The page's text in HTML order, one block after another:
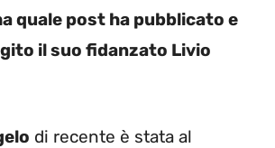
quale post ha pubblicato e
il suo fidanzato Livio
di recente è stata al